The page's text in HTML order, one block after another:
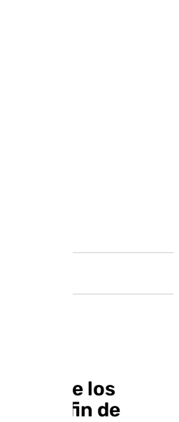
80% de los
primer fin de